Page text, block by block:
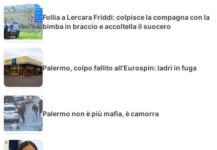
Follia a Lercara Friddi: colpisce la compagna con la
bimba in braccio e accoltella il suocero
Palermo, colpo fallito all’Eurospin: ladri in fuga
Palermo non è più mafia, è camorra